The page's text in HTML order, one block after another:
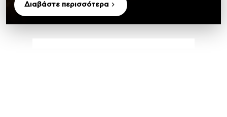
Διαβάστε περισσότερα